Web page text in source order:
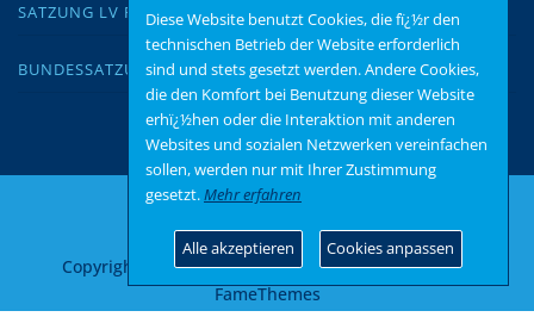
SATZUNG LV RLP
BUNDESSATZUNG
Copyright © 2026 AfD Kusel–OnePressTheme von
FameThemes
Diese Website benutzt Cookies, die fï¿½r den
technischen Betrieb der Website erforderlich
sind und stets gesetzt werden. Andere Cookies,
die den Komfort bei Benutzung dieser Website
erhï¿½hen oder die Interaktion mit anderen
Websites und sozialen Netzwerken vereinfachen
sollen, werden nur mit Ihrer Zustimmung
gesetzt.Mehr erfahren
Alle akzeptieren Cookies anpassen